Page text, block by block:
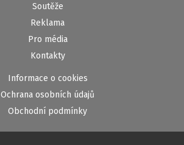
Soutěže
Reklama
Pro média
Kontakty
Informace o cookies
Ochrana osobních údajů
Obchodní podmínky